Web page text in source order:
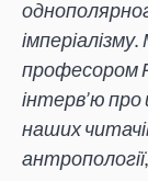
професором
інтерв’ю
наших